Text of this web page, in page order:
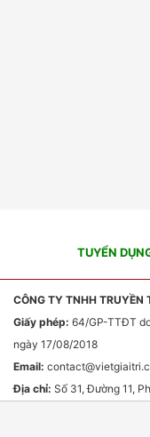
TUYỂN
CÔNG TY TNHH TRUYỀN
Giấy phép: 64/GP-TTĐT
ngày 17/08/2018
Email: contact
Địa chỉ: Số 31, Đường 11,